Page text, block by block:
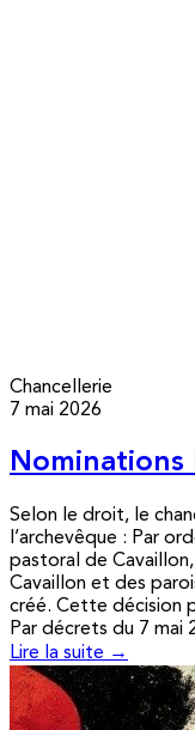
Chancellerie
7 mai 2026
Nominations
Selon le droit, le
l’archevêque : Par
pastoral de
Cavaillon et des
créé. Cette décision
Par décrets du 7 mai
Lire la suite →